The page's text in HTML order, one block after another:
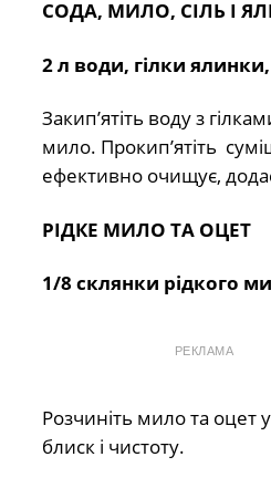
СОДА, МИЛО, СІЛЬ І
2 л води, гілки
Закип’ятіть воду з
мило. Прокип’ятіть
ефективно очищує,
РІДКЕ МИЛО ТА ОЦЕТ
1/8 склянки рідкого
РЕКЛАМА
Розчиніть мило та оцет
блиск і чистоту.